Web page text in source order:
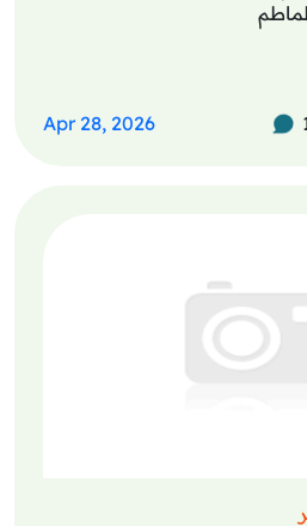
Apr 28, 2026